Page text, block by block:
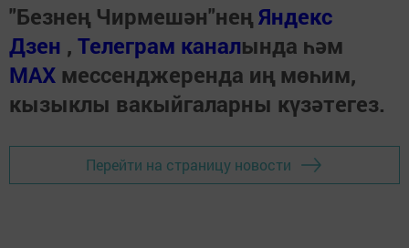
"Безнең Чирмешән"неңЯндекс
Дзен , Телеграм каналында һәм
МАХ мессенджеренда иң мөһим,
кызыклы вакыйгаларны күзәтегез.
Перейти на страницу новости